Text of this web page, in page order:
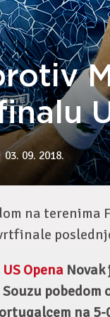
03. 09. 2018.
na terenima
US Opena
pobedom
na 5-